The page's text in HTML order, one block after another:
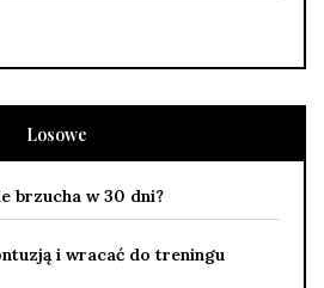
Losowe
brzucha w 30 dni?
i wracać do treningu